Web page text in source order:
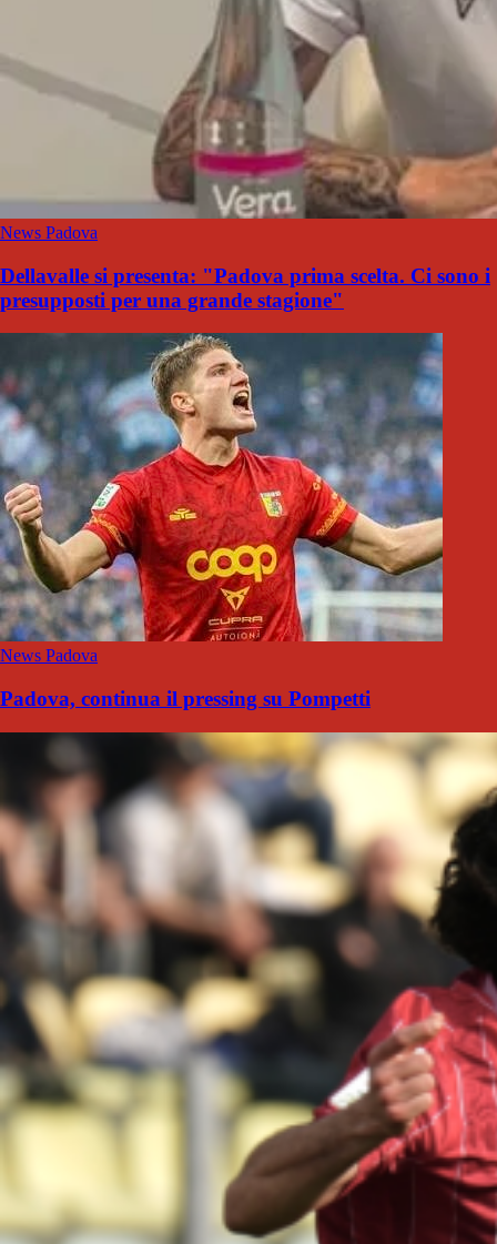
News Padova
Dellavalle si presenta: "Padova prima scelta. Ci sono i
presupposti per una grande stagione"
News Padova
Padova, continua il pressing su Pompetti